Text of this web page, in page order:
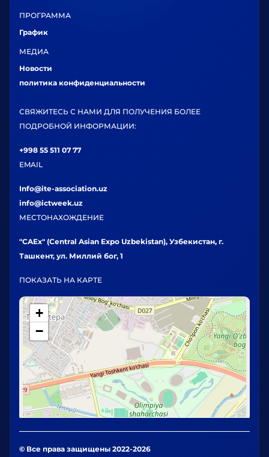
ПРОГРАММА
График
МЕДИА
Новости
политика конфиденциальности
СВЯЖИТЕСЬ С НАМИ ДЛЯ ПОЛУЧЕНИЯ БОЛЕЕ
ПОДРОБНОЙ ИНФОРМАЦИИ:
+998 55 511 07 77
EMAIL
Info@ite-association.uz
info@ictweek.uz
МЕСТОНАХОЖДЕНИЕ
"CAEx" (Central Asian Expo Uzbekistan), Узбекистан, г.
Ташкент, ул. Миллий бог, 1
ПОКАЗАТЬ НА КАРТЕ
+
−
© Все права защищены 2022-2026